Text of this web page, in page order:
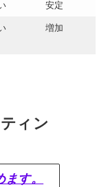
安定
増加
ィン
す。